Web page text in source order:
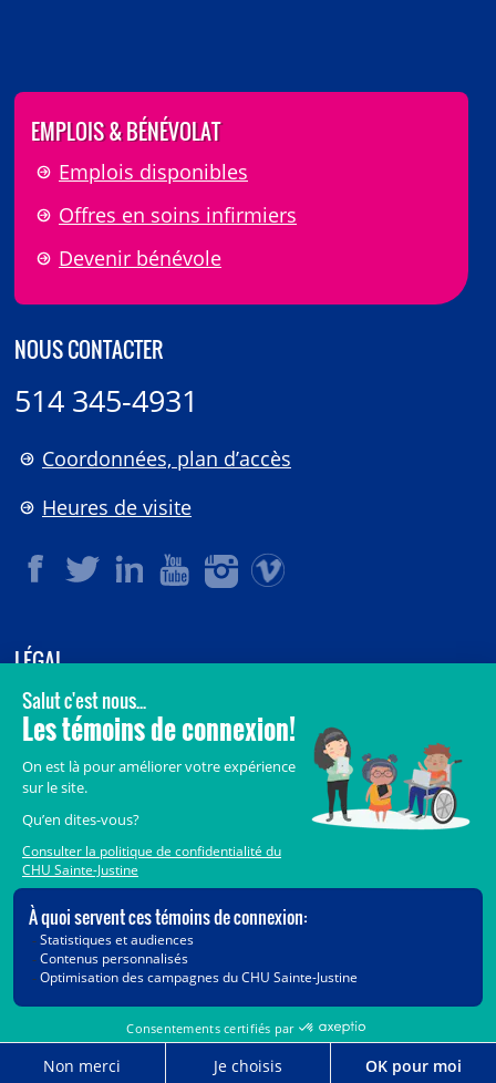
EMPLOIS & BÉNÉVOLAT
Emplois disponibles
Offres en soins infirmiers
Devenir bénévole
NOUS CONTACTER
514 345-4931
Coordonnées, plan d’accès
Heures de visite
LÉGAL
© 2006-2026CHU Sainte-Justine.
Tous droits réservés.
Crédits
Accès aux documents des organismes publics